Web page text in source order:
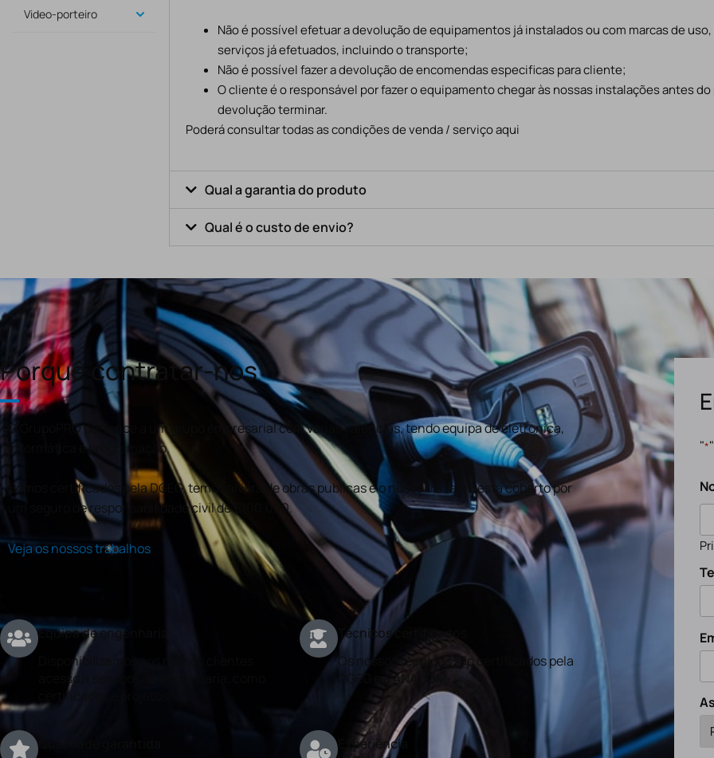
Video-porteiro
Não é possível efetuar a devolução de equipamentos já instalados ou com marcas de
serviços já efetuados, incluindo o transporte;
Não é possível fazer a devolução de encomendas especificas para cliente;
O cliente é o responsável por fazer o equipamento chegar às nossas instalações antes
devolução terminar.
Poderá consultar todas as condições de venda / serviço aqui
Qual a garantia do produto
Qual é o custo de envio?
Porquê contratar-nos
O GrupoPRO pertence a um grupo empresarial com várias valências, tendo equipa de eletronica,
informática e programação.
Somos certificados pela DGEG, temos alvará de obras publicas e o nosso trabalho está coberto por
um seguro de responsabilidade civil de €100.000.
Veja os nossos trabalhos
Equipa de engenharia
Disponibilizamos aos nossos clientes
acesso a serviços de engenharia, como
certificados e projetos.
Técnicos certificados
Os nossos técnicos são certificados pela
DGEG e a ANACOM
Experiência
"*